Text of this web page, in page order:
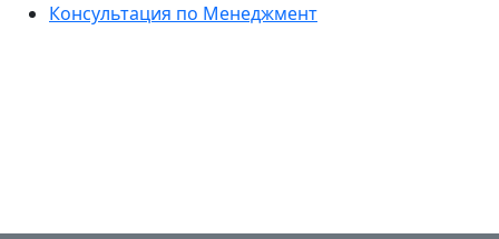
Консультация по Менеджмент